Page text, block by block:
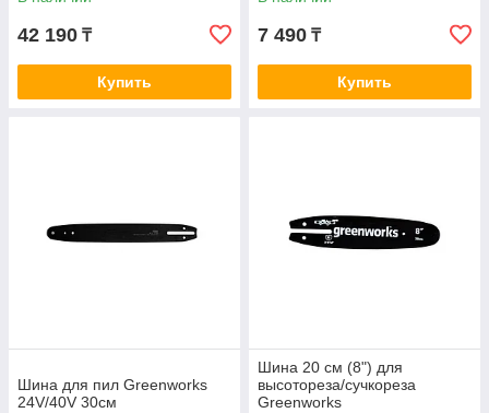
телескоп. ручкой
42 190 ₸
Купить
7 490 ₸
Купить
Шина для пил Greenworks
24V/40V 30см
Шина 20 см (8") для
высотореза/сучкореза
Greenworks